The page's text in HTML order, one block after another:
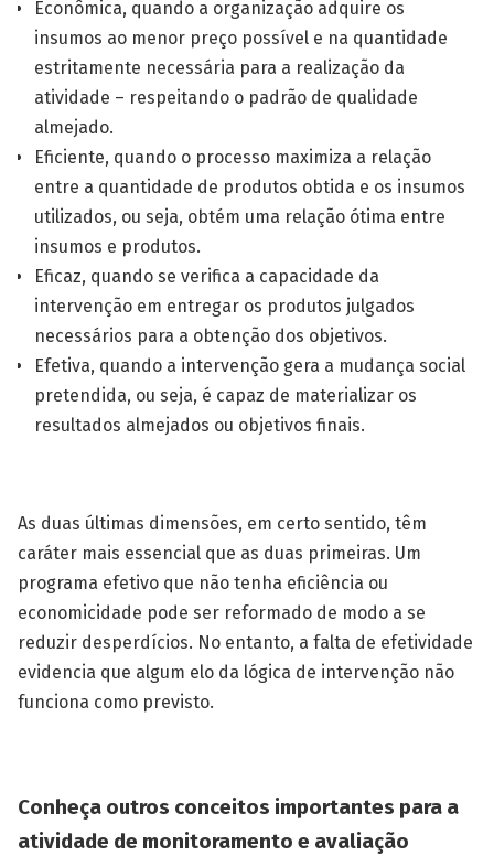
Econômica, quando a organização adquire os
insumos ao menor preço possível e na quantidade
estritamente necessária para a realização da
atividade – respeitando o padrão de qualidade
almejado.
Eficiente, quando o processo maximiza a relação
entre a quantidade de produtos obtida e os insumos
utilizados, ou seja, obtém uma relação ótima entre
insumos e produtos.
Eficaz, quando se verifica a capacidade da
intervenção em entregar os produtos julgados
necessários para a obtenção dos objetivos.
Efetiva, quando a intervenção gera a mudança social
pretendida, ou seja, é capaz de materializar os
resultados almejados ou objetivos finais.
As duas últimas dimensões, em certo sentido, têm
caráter mais essencial que as duas primeiras. Um
programa efetivo que não tenha eficiência ou
economicidade pode ser reformado de modo a se
reduzir desperdícios. No entanto, a falta de efetividade
evidencia que algum elo da lógica de intervenção não
funciona como previsto.
Conheça outros conceitos importantes para a
atividade de monitoramento e avaliação